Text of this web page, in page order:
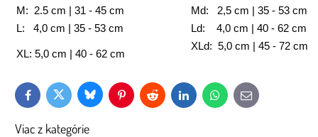
M: 2.5 cm | 31 - 45 cm
Md: 2,5 cm | 35 - 53 cm
L: 4,0 cm | 35 - 53 cm
Ld: 4,0 cm | 40 - 62 cm
XL: 5,0 cm | 40 - 62 cm
XLd: 5,0 cm | 45 - 72 cm
FacebookTwitter BlueskyPinterestReddit LinkedInWhatsApp
E-
mail
Viac z kategórie